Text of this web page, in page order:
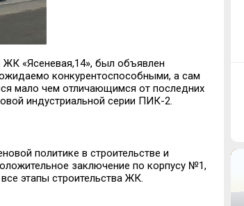
«Ясеневая,14», был объявлен
конкурентоспособными, а сам
мало чем отличающимся от последних
индустриальной серии ПИК-2.
политике в строительстве и
заключение по корпусу №1,
этапы строительства ЖК.